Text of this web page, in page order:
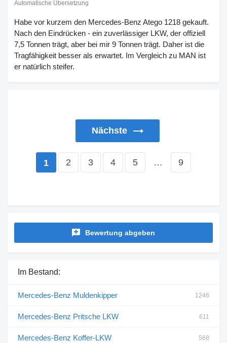
Automatische Übersetzung
Habe vor kurzem den Mercedes-Benz Atego 1218 gekauft.
Nach den Eindrücken - ein zuverlässiger LKW, der offiziell
7,5 Tonnen trägt, aber bei mir 9 Tonnen trägt. Daher ist die
Tragfähigkeit besser als erwartet. Im Vergleich zu MAN ist
er natürlich steifer.
Nächste
1 2 3 4 5 … 9
Bewertung abgeben
Im Bestand:
Mercedes-Benz Muldenkipper 1246
Mercedes-Benz Pritsche LKW 611
Mercedes-Benz Koffer-LKW 568